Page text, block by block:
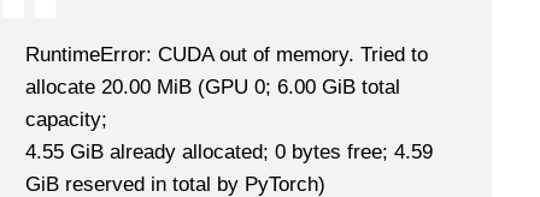
RuntimeError: CUDA out of memory. Tried to
allocate 20.00 MiB (GPU 0; 6.00 GiB total
capacity;
4.55 GiB already allocated; 0 bytes free; 4.59
GiB reserved in total by PyTorch)